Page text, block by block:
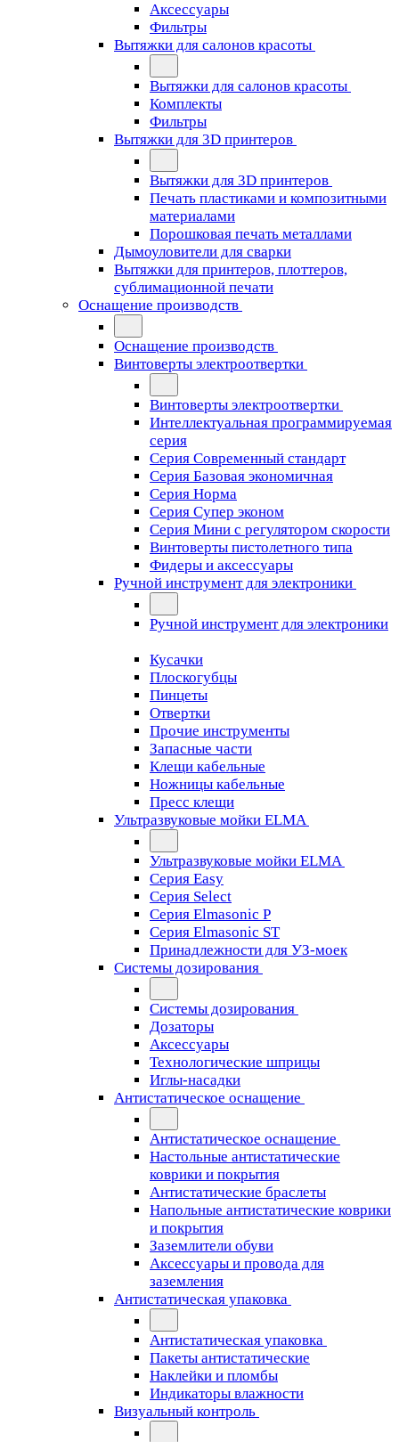
Аксессуары
Фильтры
Вытяжки для салонов красоты
Вытяжки для салонов красоты
Комплекты
Фильтры
Вытяжки для 3D принтеров
Вытяжки для 3D принтеров
Печать пластиками и композитными
материалами
Порошковая печать металлами
Дымоуловители для сварки
Вытяжки для принтеров, плоттеров,
сублимационной печати
Оснащение производств
Оснащение производств
Винтоверты электроотвертки
Винтоверты электроотвертки
Интеллектуальная программируемая
серия
Серия Современный стандарт
Серия Базовая экономичная
Серия Норма
Серия Cупер эконом
Серия Мини с регулятором скорости
Винтоверты пистолетного типа
Фидеры и аксессуары
Ручной инструмент для электроники
Ручной инструмент для электроники
Кусачки
Плоскогубцы
Пинцеты
Отвертки
Прочие инструменты
Запасные части
Клещи кабельные
Ножницы кабельные
Пресс клещи
Ультразвуковые мойки ELMA
Ультразвуковые мойки ELMA
Серия Easy
Серия Select
Серия Elmasonic P
Серия Elmasonic ST
Принадлежности для УЗ-моек
Системы дозирования
Системы дозирования
Дозаторы
Аксессуары
Технологические шприцы
Иглы-насадки
Антистатическое оснащение
Антистатическое оснащение
Настольные антистатические
коврики и покрытия
Антистатические браслеты
Напольные антистатические коврики
и покрытия
Заземлители обуви
Аксессуары и провода для
заземления
Антистатическая упаковка
Антистатическая упаковка
Пакеты антистатические
Наклейки и пломбы
Индикаторы влажности
Визуальный контроль